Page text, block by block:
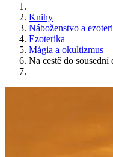
Knihy
Náboženstvo a
Ezoterika
Mágia a okultizmus
Na cestě do sousední